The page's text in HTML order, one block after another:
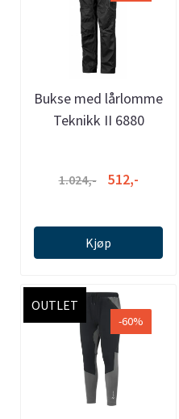
Bukse med lårlomme
Teknikk II 6880
1.024,- 512,-
Kjøp
OUTLET
-60%